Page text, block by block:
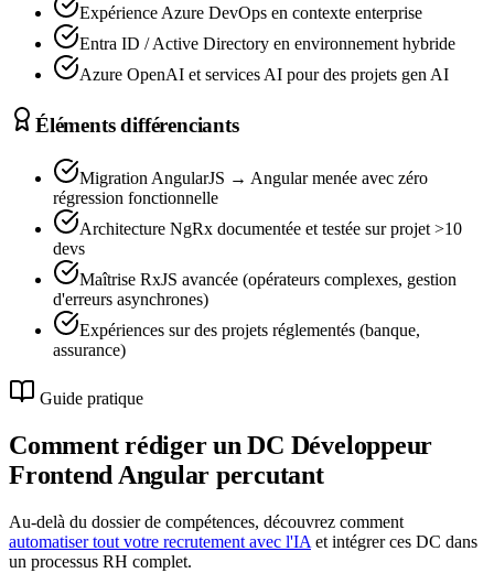
Expérience Azure DevOps en contexte enterprise
Entra ID / Active Directory en environnement hybride
Azure OpenAI et services AI pour des projets gen AI
Éléments différenciants
Migration AngularJS → Angular menée avec zéro
régression fonctionnelle
Architecture NgRx documentée et testée sur projet >10
devs
Maîtrise RxJS avancée (opérateurs complexes, gestion
d'erreurs asynchrones)
Expériences sur des projets réglementés (banque,
assurance)
Guide pratique
Comment rédiger un DC Développeur
Frontend Angular percutant
Au-delà du dossier de compétences, découvrez comment
automatiser tout votre recrutement avec l'IA et intégrer ces DC dans
un processus RH complet.